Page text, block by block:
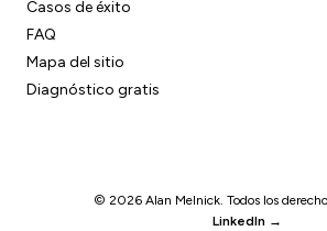
Casos de éxito
FAQ
Mapa del sitio
Diagnóstico gratis
© 2026 Alan Melnick. Todos los
LinkedIn →